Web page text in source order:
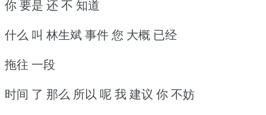
你 要是 还 不 知道
什么 叫 林生斌 事件 您 大概 已经
拖往 一段
时间 了 那么 所以 呢 我 建议 你 不妨